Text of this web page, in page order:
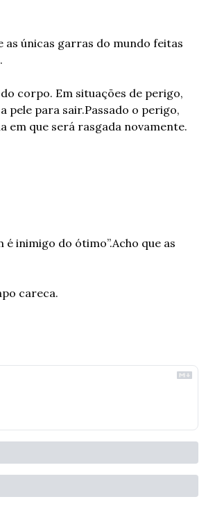
as únicas garras do mundo feitas
corpo. Em situações de perigo,
pele para sair.Passado o perigo,
em que será rasgada novamente.
é inimigo do ótimo”.Acho que as
careca.